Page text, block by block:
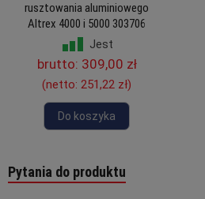
rusztowania aluminiowego
Altrex 4000 i 5000 303706
Jest
brutto: 309,00 zł
(netto: 251,22 zł)
Do koszyka
Pytania do produktu